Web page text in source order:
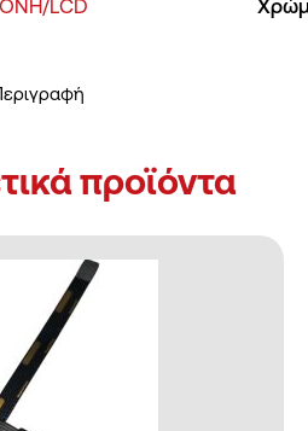
LCD
προϊόντα